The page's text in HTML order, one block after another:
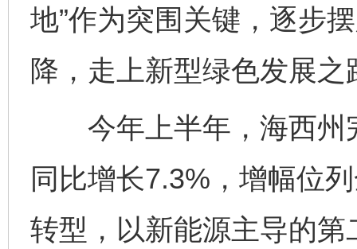
地”作为突围关键，逐步
降，走上新型绿色发展之
今年上半年，海西州
同比增长7.3%，增幅位
转型，以新能源主导的